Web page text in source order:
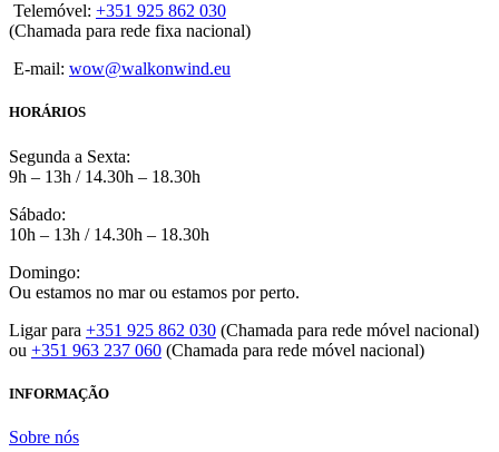
Telemóvel: +351 925 862 030
(Chamada para rede fixa nacional)
E-mail: wow@walkonwind.eu
HORÁRIOS
Segunda a Sexta:
9h – 13h / 14.30h – 18.30h
Sábado:
10h – 13h / 14.30h – 18.30h
Domingo:
Ou estamos no mar ou estamos por perto.
Ligar para +351 925 862 030 (Chamada para rede móvel nacional)
ou +351 963 237 060 (Chamada para rede móvel nacional)
INFORMAÇÃO
Sobre nós